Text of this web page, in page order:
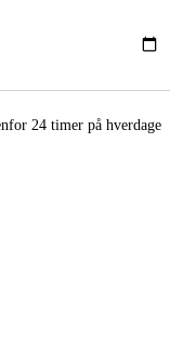
24 timer på hverdage